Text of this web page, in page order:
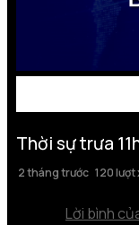
Thời sự trưa
2 tháng trước 120 lượt
Lời bình